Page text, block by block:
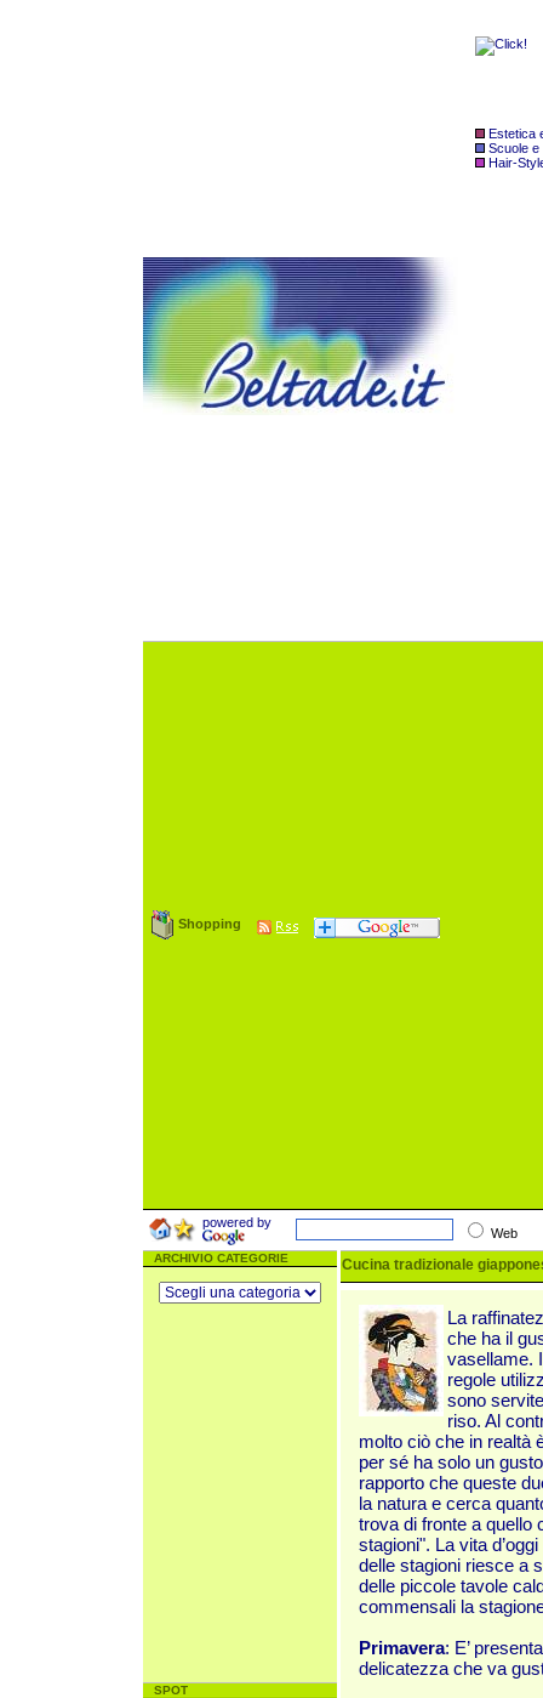
Estetica
Scuole e
Hair-
Shopping
powered by
Web
ARCHIVIO CATEGORIE
SPOT
Cucina tradizionale
La
che ha il
vasellame.
regole
sono
riso. Al
molto ciò che in realtà
per sé ha solo un
rapporto che queste
la natura e cerca
trova di fronte a quello
stagioni". La vita
delle stagioni riesce a
delle piccole tavole
commensali la
Primavera: E’
delicatezza che va